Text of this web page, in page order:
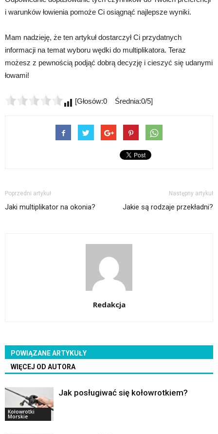
i warunków łowienia pomoże Ci osiągnąć najlepsze wyniki.
Mam nadzieję, że ten artykuł dostarczył Ci przydatnych
informacji na temat wyboru wędki do multiplikatora. Teraz
możesz z pewnością podjąć dobrą decyzję i cieszyć się udanymi
łowami!
[Głosów:0 Średnia:0/5]
Poprzedni artykuł
Jaki multiplikator na okonia?
Następny artykuł
Jakie są rodzaje przekładni?
Redakcja
POWIĄZANE ARTYKUŁY
WIĘCEJ OD AUTORA
Kołowrotki
Morskie
Jak posługiwać się kołowrotkiem?